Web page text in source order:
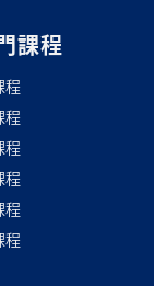
課程
程
程
程
程
程
程